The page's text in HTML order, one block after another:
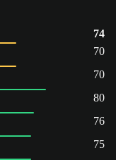
74
70
70
80
76
75